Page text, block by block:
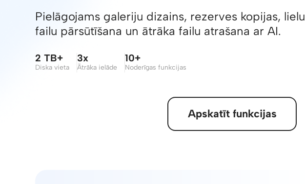
Pielāgojams galeriju dizains, rezerves kopijas, lielu
failu pārsūtīšana un ātrāka failu atrašana ar AI.
2 TB+
Diska vieta
3x
Ātrāka ielāde
10+
Noderīgas funkcijas
Apskatīt funkcijas